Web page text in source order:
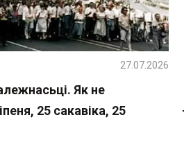
Як не
25 сакавіка, 25
27.07.2026